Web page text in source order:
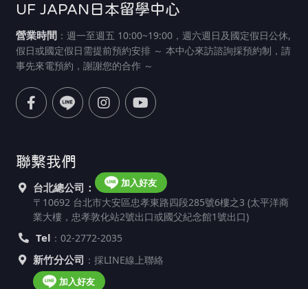
UF JAPAN日本留學中心
營業時間：週一至週五 10:00~19:00，週六週日及國定假日公休,
假日或國定假日需提前預約安排 ～ 本中心來訪諮詢採預約制，請
事先來電預約，謝謝您的合作 ～
聯繫我們
台北總公司： 加入好友
〒10692 台北市大安區忠孝東路四段285號6樓之3 (太平洋商
業大樓，忠孝敦化站2號出口或國父紀念館1號出口)
Tel ：02-2772-2035
新竹分公司 ：採LINE線上聯絡
加入好友